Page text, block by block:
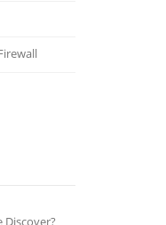
Discover?